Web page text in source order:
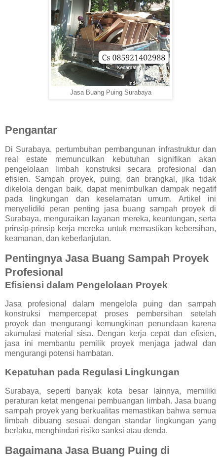
Jasa Buang Puing Surabaya
Pengantar
Di Surabaya, pertumbuhan pembangunan infrastruktur dan
real estate memunculkan kebutuhan signifikan akan
pengelolaan limbah konstruksi secara profesional dan
efisien. Sampah proyek, puing, dan brangkal, jika tidak
dikelola dengan baik, dapat menimbulkan dampak negatif
pada lingkungan dan keselamatan umum. Artikel ini
menyelidiki peran penting jasa buang sampah proyek di
Surabaya, menguraikan layanan mereka, keuntungan, serta
prinsip-prinsip kerja mereka untuk memastikan kebersihan,
keamanan, dan keberlanjutan.
Pentingnya Jasa Buang Sampah Proyek
Profesional
Efisiensi dalam Pengelolaan Proyek
Jasa profesional dalam mengelola puing dan sampah
konstruksi mempercepat proses pembersihan setelah
proyek dan mengurangi kemungkinan penundaan karena
akumulasi material sisa. Dengan kerja cepat dan efisien,
jasa ini membantu pemilik proyek menjaga jadwal dan
mengurangi potensi hambatan.
Kepatuhan pada Regulasi Lingkungan
Surabaya, seperti banyak kota besar lainnya, memiliki
peraturan ketat mengenai pembuangan limbah. Jasa buang
sampah proyek yang berkualitas memastikan bahwa semua
limbah dibuang sesuai dengan standar lingkungan yang
berlaku, menghindari risiko sanksi atau denda.
Bagaimana Jasa Buang Puing di